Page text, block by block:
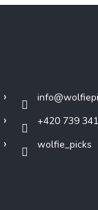
info@
+420 739
wolfie_picks